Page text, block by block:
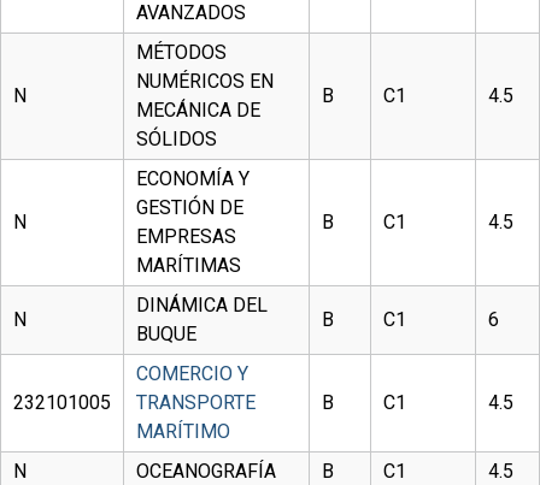
AVANZADOS
N
MÉTODOS
NUMÉRICOS EN
MECÁNICA DE
SÓLIDOS
B C1 4.5
N
ECONOMÍA Y
GESTIÓN DE
EMPRESAS
MARÍTIMAS
B C1 4.5
N
DINÁMICA DEL
BUQUE
B C1 6
232101005
COMERCIO Y
TRANSPORTE
MARÍTIMO
B C1 4.5
N OCEANOGRAFÍA B C1 4.5